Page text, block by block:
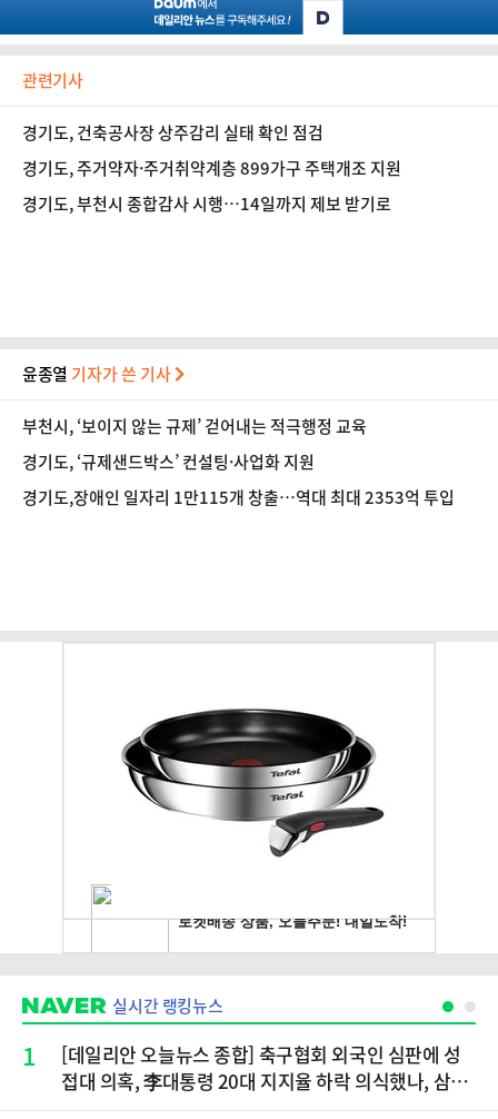
관련기사
경기도, 건축공사장 상주감리 실태 확인 점검
경기도, 주거약자·주거취약계층 899가구 주택개조 지원
경기도, 부천시 종합감사 시행…14일까지 제보 받기로
윤종열 기자가 쓴 기사
부천시, ‘보이지 않는 규제’ 걷어내는 적극행정 교육
경기도, ‘규제샌드박스’ 컨설팅·사업화 지원
경기도,장애인 일자리 1만115개 창출…역대 최대 2353억 투입
실시간 랭킹뉴스
1
[데일리안 오늘뉴스 종합] 축구협회 외국인 심판에 성
접대 의혹, 李대통령 20대 지지율 하락 의식했나, 삼전